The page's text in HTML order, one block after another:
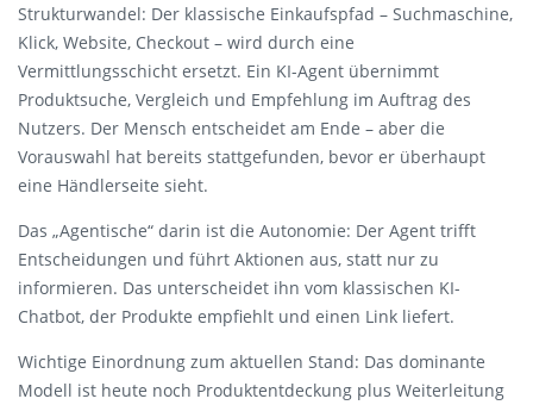
Strukturwandel: Der klassische Einkaufspfad – Suchmaschine,
Klick, Website, Checkout – wird durch eine
Vermittlungsschicht ersetzt. Ein KI-Agent übernimmt
Produktsuche, Vergleich und Empfehlung im Auftrag des
Nutzers. Der Mensch entscheidet am Ende – aber die
Vorauswahl hat bereits stattgefunden, bevor er überhaupt
eine Händlerseite sieht.
Das „Agentische“ darin ist die Autonomie: Der Agent trifft
Entscheidungen und führt Aktionen aus, statt nur zu
informieren. Das unterscheidet ihn vom klassischen KI-
Chatbot, der Produkte empfiehlt und einen Link liefert.
Wichtige Einordnung zum aktuellen Stand: Das dominante
Modell ist heute noch Produktentdeckung plus Weiterleitung